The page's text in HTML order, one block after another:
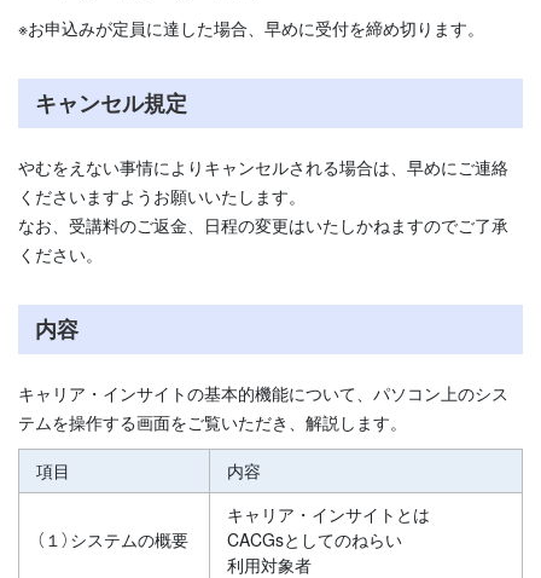
※お申込みが定員に達した場合、早めに受付を締め切ります。
キャンセル規定
やむをえない事情によりキャンセルされる場合は、早めにご連絡
くださいますようお願いいたします。
なお、受講料のご返金、日程の変更はいたしかねますのでご了承
ください。
内容
キャリア・インサイトの基本的機能について、パソコン上のシス
テムを操作する画面をご覧いただき、解説します。
項目
内容
（１）システムの概要
キャリア・インサイトとは
CACGsとしてのねらい
利用対象者